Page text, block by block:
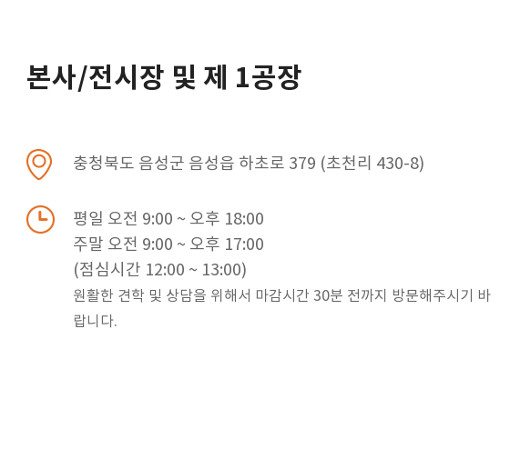
본사/전시장 및 제 1공장
충청북도 음성군 음성읍 하초로 379 (초천리 430-8)
평일 오전 9:00 ~ 오후 18:00
주말 오전 9:00 ~ 오후 17:00
(점심시간 12:00 ~ 13:00)
원활한 견학 및 상담을 위해서 마감시간 30분 전까지 방문해주시기 바
랍니다.